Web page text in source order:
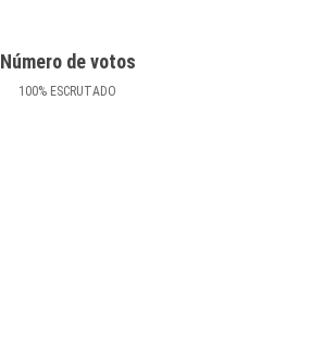
Número de votos
100% ESCRUTADO